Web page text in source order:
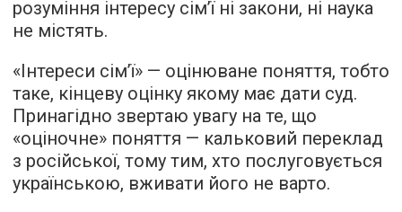
розуміння інтересу сім’ї ні закони, ні наука
не містять.
«Інтереси сім’ї» — оцінюване поняття, тобто
таке, кінцеву оцінку якому має дати суд.
Принагідно звертаю увагу на те, що
«оціночне» поняття — кальковий переклад
з російської, тому тим, хто послуговується
українською, вживати його не варто.